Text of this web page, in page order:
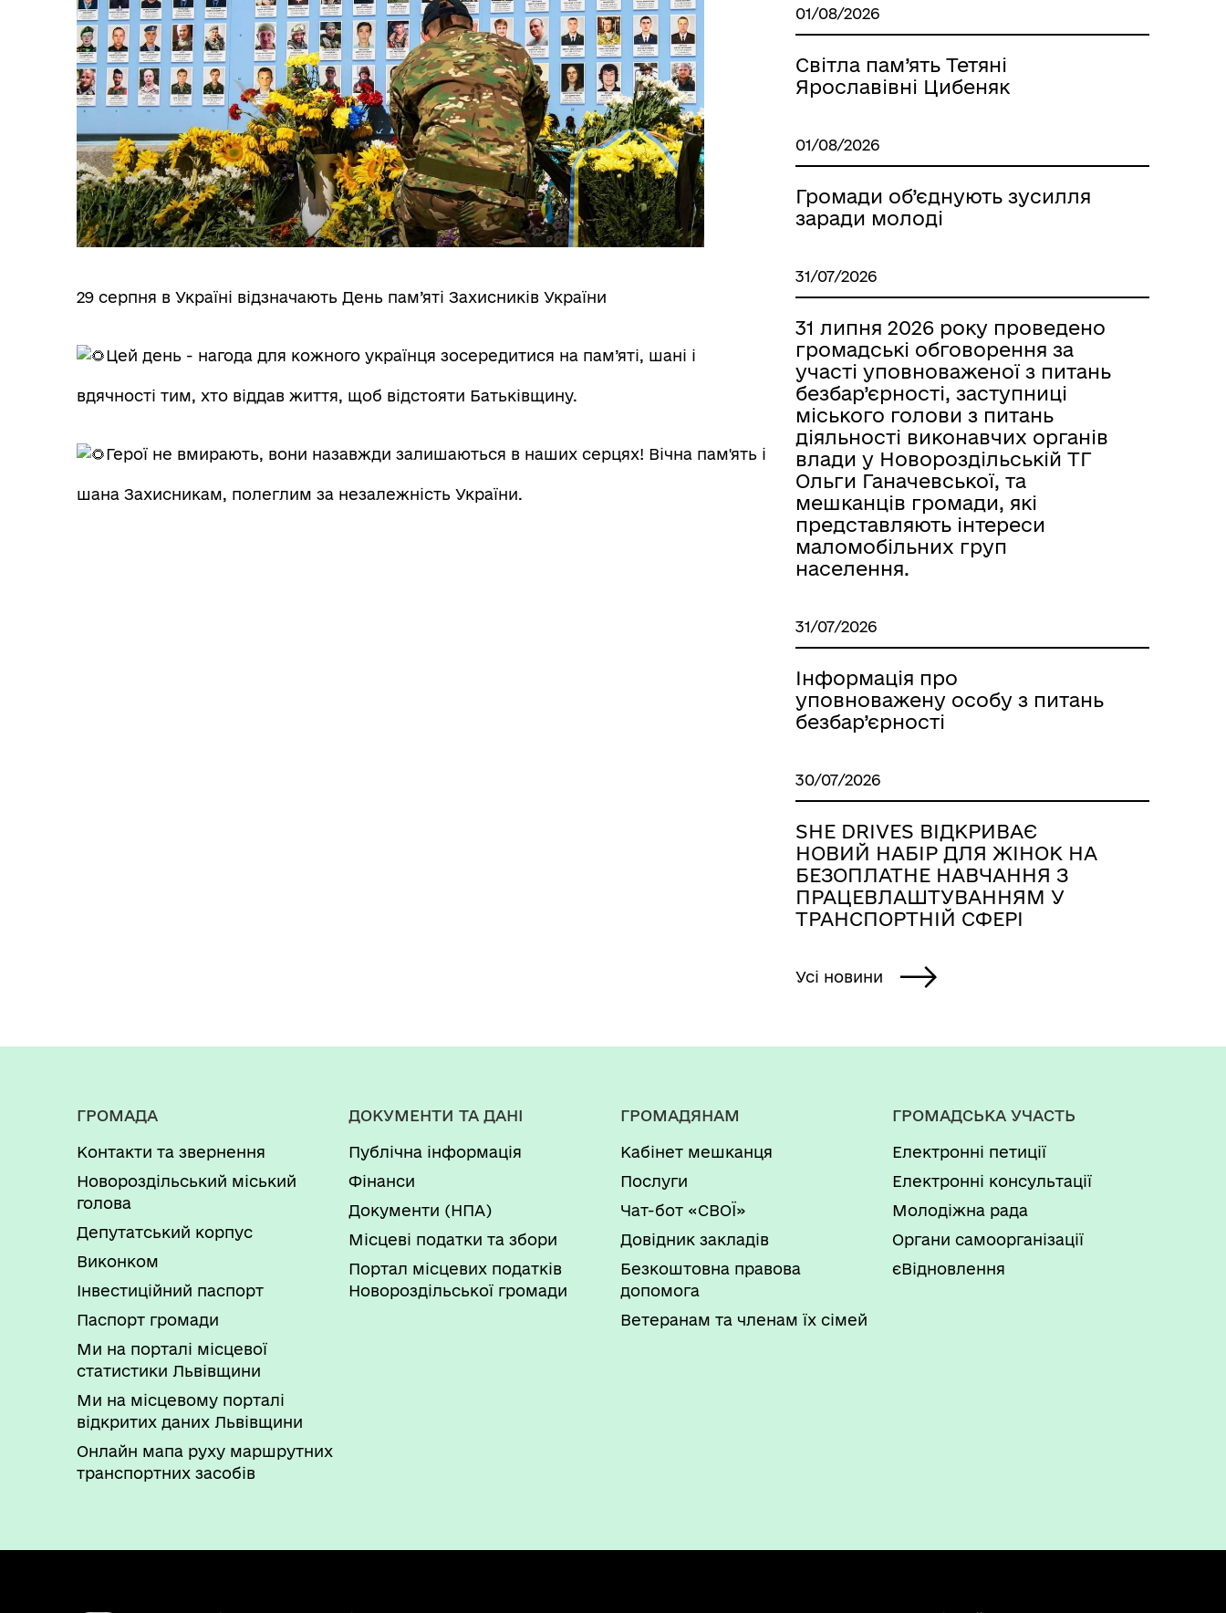
29 серпня в Україні відзначають День пам’яті Захисників України
Цей день - нагода для кожного українця зосередитися на пам’яті, шані і
вдячності тим, хто віддав життя, щоб відстояти Батьківщину.
Герої не вмирають, вони назавжди залишаються в наших серцях! Вічна пам'ять і
шана Захисникам, полеглим за незалежність України.
01/08/2026
Світла пам’ять Тетяні
Ярославівні Цибеняк
01/08/2026
Громади об’єднують зусилля
заради молоді
31/07/2026
31 липня 2026 року проведено
громадські обговорення за
участі уповноваженої з питань
безбар’єрності, заступниці
міського голови з питань
діяльності виконавчих органів
влади у Новороздільській ТГ
Ольги Ганачевської, та
мешканців громади, які
представляють інтереси
маломобільних груп
населення.
31/07/2026
Інформація про
уповноважену особу з питань
безбар’єрності
30/07/2026
SHE DRIVES ВІДКРИВАЄ
НОВИЙ НАБІР ДЛЯ ЖІНОК НА
БЕЗОПЛАТНЕ НАВЧАННЯ З
ПРАЦЕВЛАШТУВАННЯМ У
ТРАНСПОРТНІЙ СФЕРІ
Усі новини
ГРОМАДА
Контакти та звернення
Новороздільський міський
голова
Депутатський корпус
Виконком
Інвестиційний паспорт
Паспорт громади
Ми на порталі місцевої
статистики Львівщини
Ми на місцевому порталі
відкритих даних Львівщини
Онлайн мапа руху маршрутних
транспортних засобів
ДОКУМЕНТИ ТА ДАНІ
Публічна інформація
Фінанси
Документи (НПА)
Місцеві податки та збори
Портал місцевих податків
Новороздільської громади
ГРОМАДЯНАМ
Кабінет мешканця
Послуги
Чат-бот «СВОЇ»
Довідник закладів
Безкоштовна правова
допомога
Ветеранам та членам їх сімей
ГРОМАДСЬКА УЧАСТЬ
Електронні петиції
Електронні консультації
Молодіжна рада
Органи самоорганізації
єВідновлення